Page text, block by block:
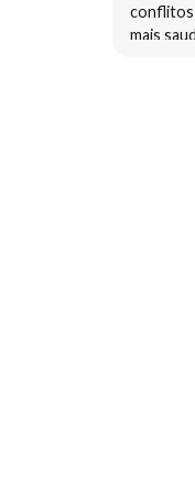
conflitos
mais